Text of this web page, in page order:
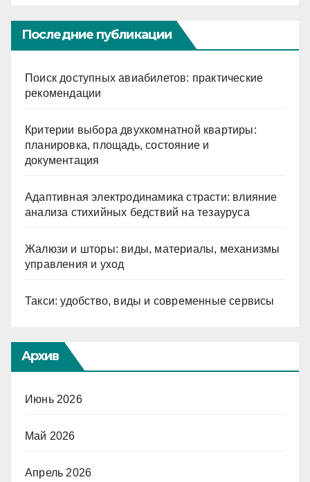
Последние публикации
Поиск доступных авиабилетов: практические
рекомендации
Критерии выбора двухкомнатной квартиры:
планировка, площадь, состояние и
документация
Адаптивная электродинамика страсти: влияние
анализа стихийных бедствий на тезауруса
Жалюзи и шторы: виды, материалы, механизмы
управления и уход
Такси: удобство, виды и современные сервисы
Архив
Июнь 2026
Май 2026
Апрель 2026